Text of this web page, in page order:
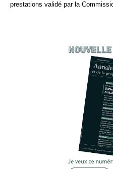
prestations validé par la